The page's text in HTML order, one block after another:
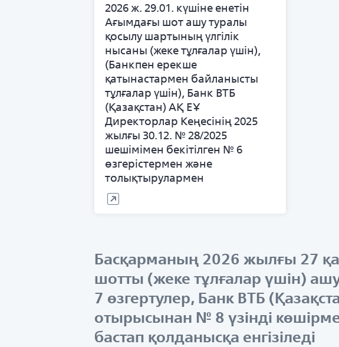
2026 ж. 29.01. күшіне енетін
Ағымдағы шот ашу туралы
қосылу шартының үлгілік
нысаны (жеке тұлғалар үшін),
(Банкпен ерекше
қатынастармен байланысты
тұлғалар үшін), Банк ВТБ
(Қазақстан) АҚ ЕҰ
Директорлар Кеңесінің 2025
жылғы 30.12. № 28/2025
шешімімен бекітілген № 6
өзгерістермен және
толықтырулармен
Басқарманың 2026 жылғы 27
шотты (жеке тұлғалар үшін)
7 өзгертулер, Банк ВТБ
отырысынан № 8 үзінді
бастап қолданысқа енгізіледі